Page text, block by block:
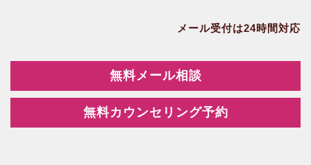
メール受付は24時間対応
無料メール相談
無料カウンセリング予約